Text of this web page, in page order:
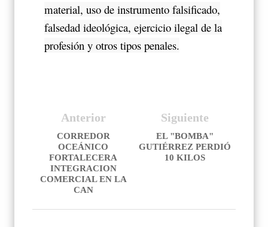
material, uso de instrumento falsificado,
falsedad ideológica, ejercicio ilegal de la
profesión y otros tipos penales.
Siguiente
EL "BOMBA"
GUTIÉRREZ PERDIÓ
10 KILOS
Anterior
CORREDOR
OCEÁNICO
FORTALECERA
INTEGRACION
COMERCIAL EN LA
CAN